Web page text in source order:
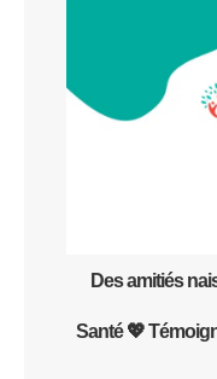
Des amitiés
Santé 💖